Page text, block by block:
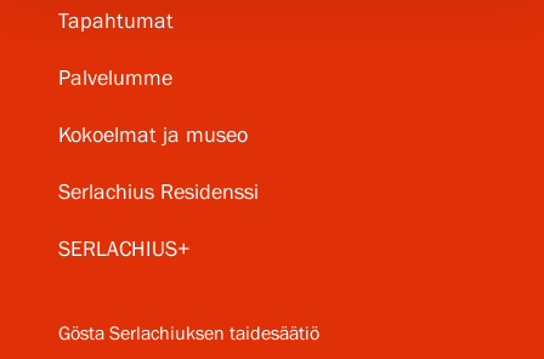
Tapahtumat
Palvelumme
Kokoelmat ja museo
Serlachius Residenssi
SERLACHIUS+
Gösta Serlachiuksen taidesäätiö